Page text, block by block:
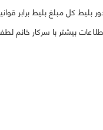
کل مبلغ بلیط برابر
بیشتر با سرکار خانم